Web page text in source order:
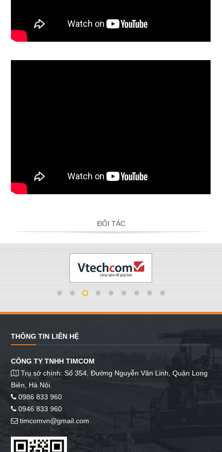
ĐỐI TÁC
THÔNG TIN LIÊN HỆ
CÔNG TY TNHH TIMCOM
Trụ sở chính: Số 354, Đường Nguyễn Văn Linh, Quận Long
Biên, Hà Nội.
0986 833 960
0946 833 960
timcomvn@gmail.com